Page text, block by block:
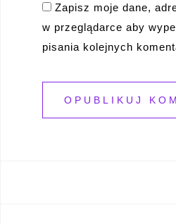
Zapisz moje dane,
w przeglądarce aby
pisania kolejnych